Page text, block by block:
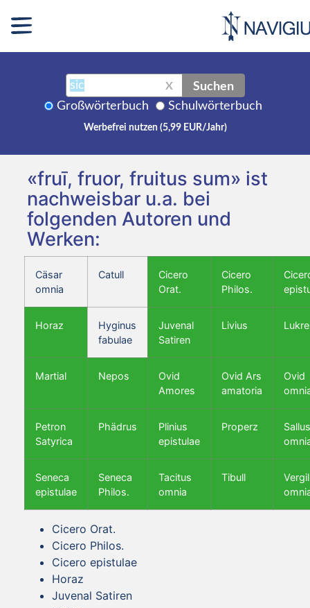
X Suchen
Großwörterbuch Schulwörterbuch
Werbefrei nutzen (5,99 EUR/Jahr)
«fruī, fruor, fruitus sum» ist
nachweisbar u.a. bei
folgenden Autoren und
Werken:
Cäsar
omnia
Catull
Cicero
Orat.
Cicero
Philos.
Horaz
Hyginus
fabulae
Juvenal
Satiren
Livius
Martial Nepos
Ovid
Amores
Ovid Ars
amatoria
Ovid
Petron
Satyrica
Phädrus
Plinius
epistulae
Properz
Seneca
epistulae
Seneca
Philos.
Tacitus
omnia
Tibull
Vergil
Cicero Orat.
Cicero Philos.
Cicero epistulae
Horaz
Juvenal Satiren